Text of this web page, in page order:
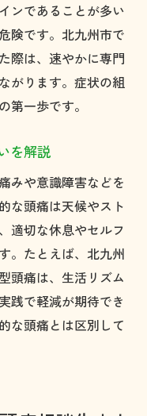
ンであることが多い
険です。北九州市で
際は、速やかに専門
がります。症状の組
第一歩です。
を解説
みや意識障害などを
な頭痛は天候やスト
適切な休息やセルフ
。たとえば、北九州
頭痛は、生活リズム
践で軽減が期待でき
な頭痛とは区別して